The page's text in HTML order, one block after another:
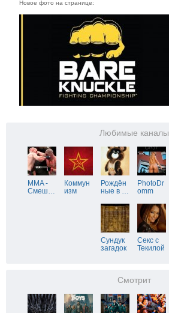
Новое фото на странице:
Любимые каналы
MMA -
Смеш…
Коммун
изм
Рождён
ные в …
PhotoDr
omm
Сундук
загадок
Секс с
Текилой
Смотрит